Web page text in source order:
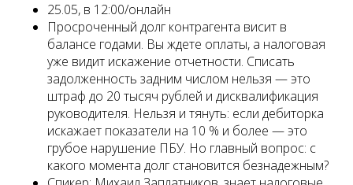
25.05, в 12:00/онлайн
Просроченный долг контрагента висит в
балансе годами. Вы ждете оплаты, а налоговая
уже видит искажение отчетности. Списать
задолженность задним числом нельзя — это
штраф до 20 тысяч рублей и дисквалификация
руководителя. Нельзя и тянуть: если дебиторка
искажает показатели на 10 % и более — это
грубое нарушение ПБУ. Но главный вопрос: с
какого момента долг становится безнадежным?